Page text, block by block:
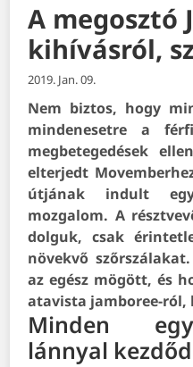
A megosztó
kihívásról,
2019. Jan. 09.
Nem biztos, hogy
mindenesetre a
megbetegedések
elterjedt
útjának indult
mozgalom. A
dolguk, csak
növekvő
az egész mögött, és
atavista jamboree-
Minden
lánnyal